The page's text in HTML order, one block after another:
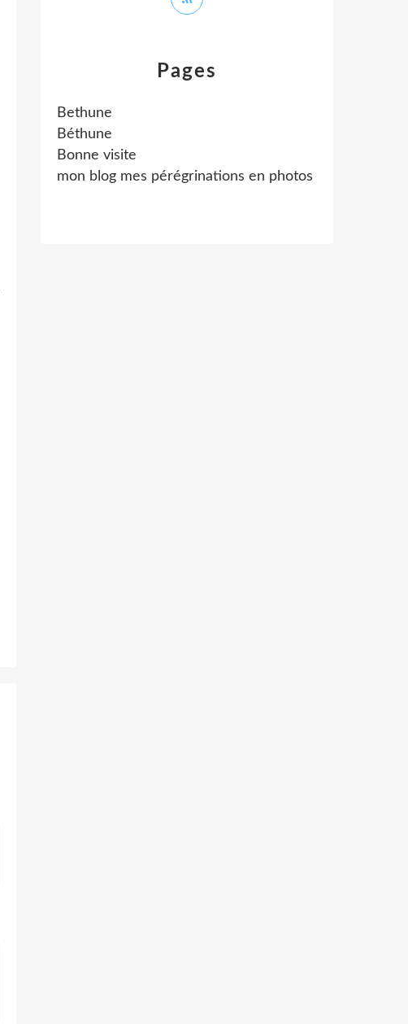
Pages
Bethune
Béthune
Bonne visite
mon blog mes pérégrinations en photos